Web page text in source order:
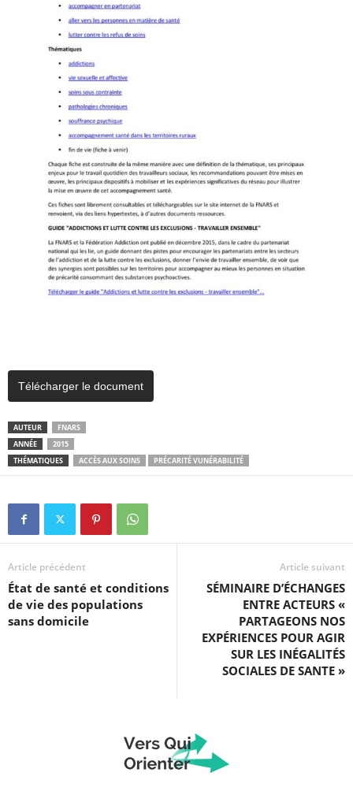
Télécharger le document
AUTEUR
FNARS
ANNÉE
2015
THÉMATIQUES
ACCÈS AUX SOINS PRÉCARITÉ VUNÉRABILITÉ
Article précédent
État de santé et conditions
de vie des populations
sans domicile
Article suivant
SÉMINAIRE D’ÉCHANGES
ENTRE ACTEURS «
PARTAGEONS NOS
EXPÉRIENCES POUR AGIR
SUR LES INÉGALITÉS
SOCIALES DE SANTE »